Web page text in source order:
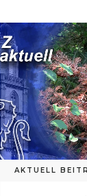
AKTUELL